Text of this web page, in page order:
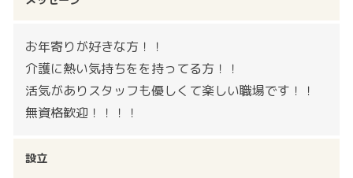
お年寄りが好きな方！！
介護に熱い気持ちをを持ってる方！！
活気がありスタッフも優しくて楽しい職場です！！
無資格歓迎！！！！
設立